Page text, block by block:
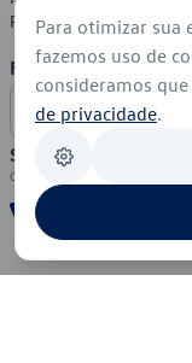
Política de Cookies
Formas de
Segurança
Para otimizar sua
fazemos uso de
consideramos
de privacidade.